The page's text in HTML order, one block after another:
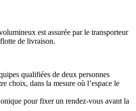
est assurée par le transporteur
de livraison.
qualifiées de deux personnes
choix, dans la mesure où l’espace le
pour fixer un rendez-vous avant la